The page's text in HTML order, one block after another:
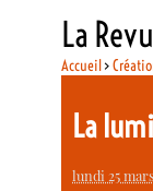
La
Accueil>
La
lundi 25